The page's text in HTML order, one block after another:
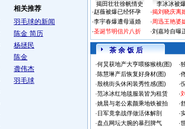
相关推荐
羽毛球的新闻
陈金 简历
杨拯民
陈金
龚伟杰
羽毛球
揭田壮壮徐帆情史 李冰冰被
·赵薇被爆已经怀孕
·李宇春爆遭母逼婚
·圣诞节明信片八折
·揭刘晓庆离
·周迅王艳婆
·刘嘉玲自曝
茶 余 饭 后
·何炅获地产大亨喂猕猴桃(图) ·
·陈慧琳产后恢复好身材(图) ·
·殷桃街头休闲装秀性感(图) ·
·范冰冰红地毯服装皆为租赁 ·
·姚晨与老公素颜乘地铁被拍 ·
· 日军竟拿战俘做活体解剖 ·
·盘点网坛大腕的暴烈脾气 ·